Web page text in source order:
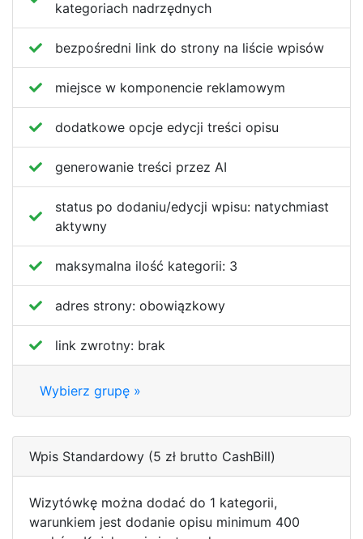
kategoriach nadrzędnych
bezpośredni link do strony na liście wpisów
miejsce w komponencie reklamowym
dodatkowe opcje edycji treści opisu
generowanie treści przez AI
status po dodaniu/edycji wpisu: natychmiast
aktywny
maksymalna ilość kategorii: 3
adres strony: obowiązkowy
link zwrotny: brak
Wybierz grupę »
Wpis Standardowy (5 zł brutto CashBill)
Wizytówkę można dodać do 1 kategorii,
warunkiem jest dodanie opisu minimum 400